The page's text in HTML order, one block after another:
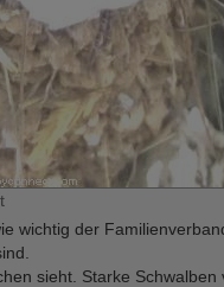
wichtig der
sieht. Starke Schwalben